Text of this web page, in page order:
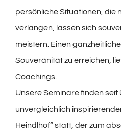
persönliche Situationen, die
verlangen, lassen sich
meistern. Einen
Souveränität zu erreichen,
Coachings.
Unsere Seminare finden
unvergleichlich
Heindlhof“ statt, der zum